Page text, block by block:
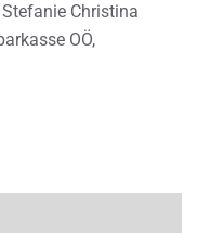
Christina
OÖ,